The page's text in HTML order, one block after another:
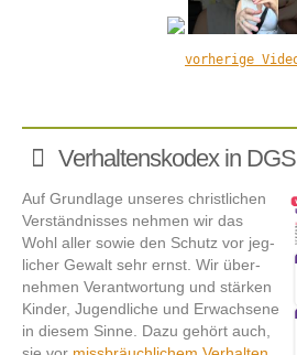
Verhaltenskodex in DGS
Auf Grund­lage unseres christ­­lichen
Verständ­­nisses nehmen wir das
Wohl aller sowie den Schutz vor jeg­
licher Gewalt sehr ernst. Wir über­­
nehmen Verant­­wortung und stärken
Kinder, Jugend­­liche und Er­wach­­sene
in diesem Sinne. Dazu gehört auch,